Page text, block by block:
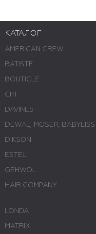
КАТАЛОГ
AMERICAN CREW
BATISTE
BOUTICLE
CHI
DAVINES
DEWAL, MOSER, BABYLISS
DIKSON
ESTEL
GEHWOL
HAIR COMPANY
LONDA
MATRIX